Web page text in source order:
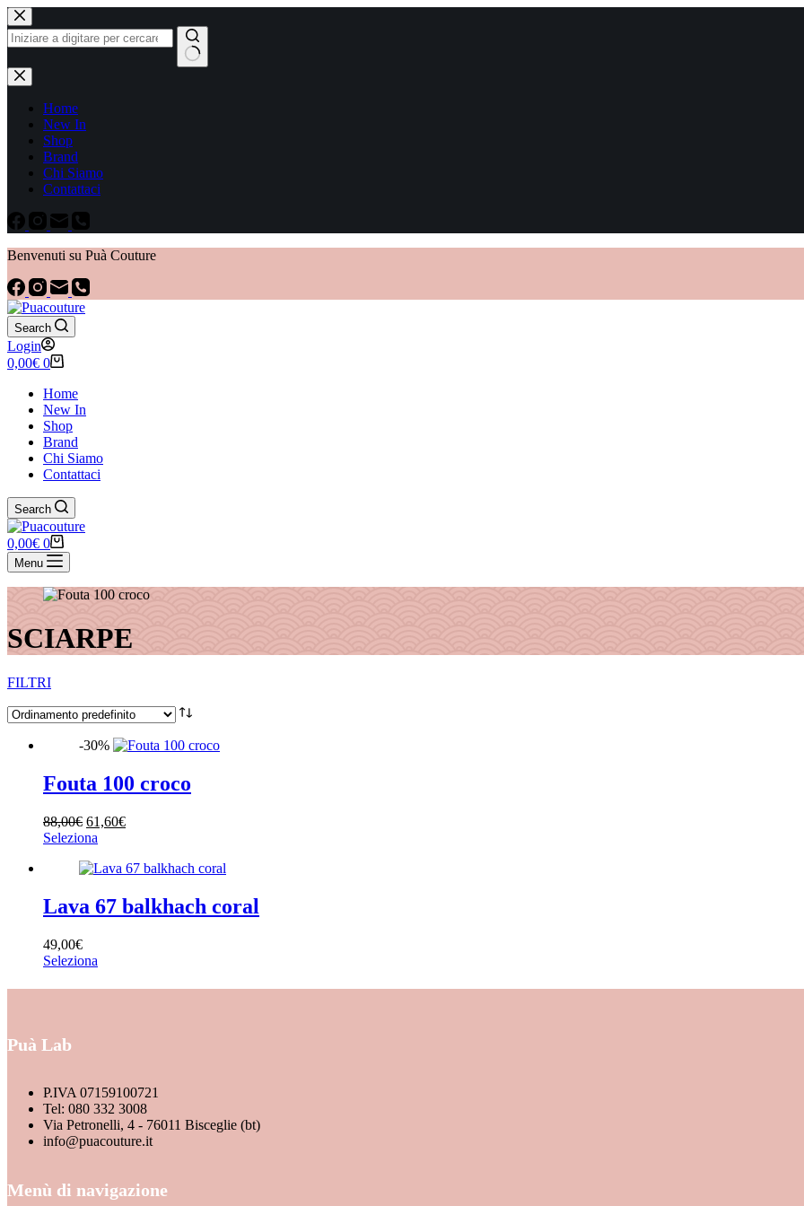
Home
New In
Shop
Brand
Chi Siamo
Contattaci
Benvenuti su Puà Couture
Search
Login
0,00€ 0
Home
New In
Shop
Brand
Chi Siamo
Contattaci
Search
0,00€ 0
Menu
SCIARPE
FILTRI
Marchio
Taglia
In offerta
-30%
Fouta 100 croco
88,00€ 61,60€
Seleziona
Lava 67 balkhach coral
49,00€
Seleziona
Puà Lab
P.IVA 07159100721
Tel: 080 332 3008
Via Petronelli, 4 - 76011 Bisceglie (bt)
info@puacouture.it
Menù di navigazione